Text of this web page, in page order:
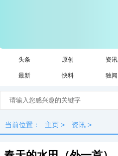
头条 原创 资讯
最新 快料 独闻
当前位置： 主页 > 资讯 >